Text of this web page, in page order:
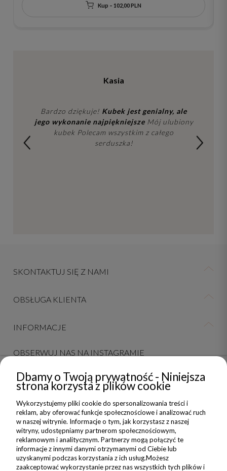
Kup – 102,00 PLN
Kasia
Bardzo dziękuje! Kubek jest genialny, ale
jego wykonanie najpiękniejszeMój ulubiony
kubek Polecam wszystkim z całego
serduszka!
SKONTAKTUJ SIĘ Z NAMI
OBSŁUGA KLIENTA
INFORMACJE
OBSERWUJ NAS NA INSTAGRAMIE
Dołącz do nas i zyskaj 5% zniżki na Twoje pierwsze Nadzwyczajne
zakupy
ZAPISZ SIĘ
Dbamy o Twoją prywatność - Niniejsza
strona korzysta z plików cookie
Wykorzystujemy pliki cookie do spersonalizowania treści i
reklam, aby oferować funkcje społecznościowe i analizować ruch
w naszej witrynie. Informacje o tym, jak korzystasz z naszej
witryny, udostępniamy partnerom społecznościowym,
reklamowym i analitycznym. Partnerzy mogą połączyć te
informacje z innymi danymi otrzymanymi od Ciebie lub
uzyskanymi podczas korzystania z ich usług.Możesz
zaakceptować wykorzystanie przez nas wszystkich tych plików i